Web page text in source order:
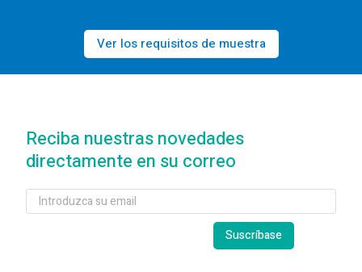
Ver los requisitos de muestra
Reciba nuestras novedades
directamente en su correo